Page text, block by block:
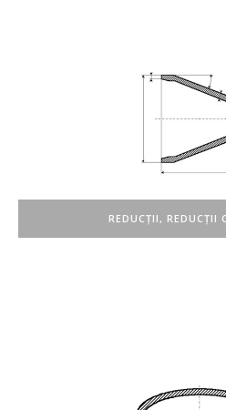
REDUCȚII, REDUCȚII